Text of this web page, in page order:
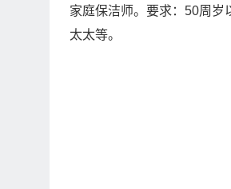
家庭保洁师。要求：50周岁
太太等。